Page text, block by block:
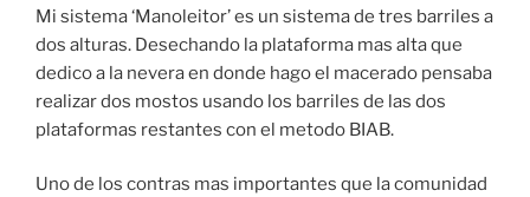
Mi sistema ‘Manoleitor’ es un sistema de tres barriles a
dos alturas. Desechando la plataforma mas alta que
dedico a la nevera en donde hago el macerado pensaba
realizar dos mostos usando los barriles de las dos
plataformas restantes con el metodo BIAB.
Uno de los contras mas importantes que la comunidad